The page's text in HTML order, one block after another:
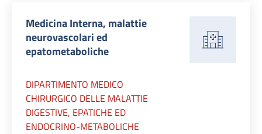
Medicina Interna, malattie
neurovascolari ed
epatometaboliche
DIPARTIMENTO MEDICO
CHIRURGICO DELLE MALATTIE
DIGESTIVE, EPATICHE ED
ENDOCRINO-METABOLICHE